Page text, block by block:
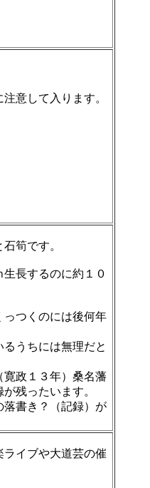
意して入ります。
筍です。
長するのに約１０
つくのには後何年
うちには無理だと
政１３年）桑名藩
残ったいます。
書き？（記録）が
イブや大道芸の催